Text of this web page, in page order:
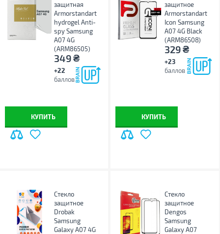
защитная
Armorstandart
hydrogel Anti-
spy Samsung
A07 4G
(ARM86505)
349₴
+22
баллов
КУПИТЬ
защитное
Armorstandart
Icon Samsung
A07 4G Black
(ARM86508)
329₴
+23
баллов
КУПИТЬ
Стекло
защитное
Drobak
Samsung
Galaxy A07 4G
Стекло
защитное
Dengos
Samsung
Galaxy A07